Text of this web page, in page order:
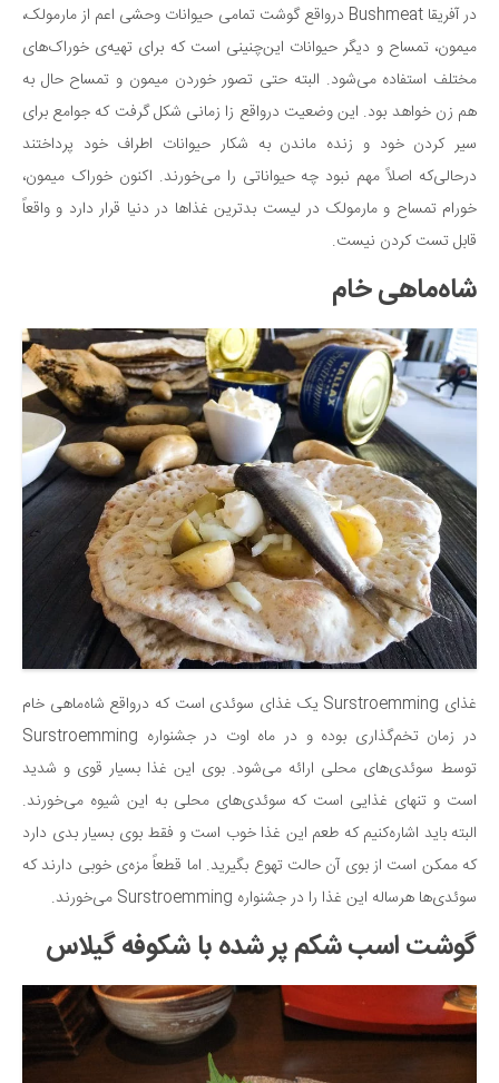
در آفریقا Bushmeat درواقع گوشت تمامی حیوانات وحشی اعم از مارمولک،
میمون، تمساح و دیگر حیوانات این‌چنینی است که برای تهیه‌ی خوراک‌های
مختلف استفاده می‌شود. البته حتی تصور خوردن میمون و تمساح حال به
هم زن خواهد بود. این وضعیت درواقع زا زمانی شکل گرفت که جوامع برای
سیر کردن خود و زنده ماندن به شکار حیوانات اطراف خود پرداختند
درحالی‌که اصلاً مهم نبود چه حیواناتی را می‌خورند. اکنون خوراک میمون،
خورام تمساح و مارمولک در لیست بدترین غذاها در دنیا قرار دارد و واقعاً
قابل تست کردن نیست.
شاه‌ماهی خام
غذای Surstroemming یک غذای سوئدی است که درواقع شاه‌ماهی خام
در زمان تخم‌گذاری بوده و در ماه اوت در جشنواره Surstroemming
توسط سوئدی‌های محلی ارائه می‌شود. بوی این غذا بسیار قوی و شدید
است و تنهای غذایی است که سوئدی‌های محلی به این شیوه می‌خورند.
البته باید اشاره‌کنیم که طعم این غذا خوب است و فقط بوی بسیار بدی دارد
که ممکن است از بوی آن حالت تهوع بگیرید. اما قطعاً مزه‌ی خوبی دارند که
سوئدی‌ها هرساله این غذا را در جشنواره Surstroemming می‌خورند.
گوشت اسب شکم پر شده با شکوفه گیلاس